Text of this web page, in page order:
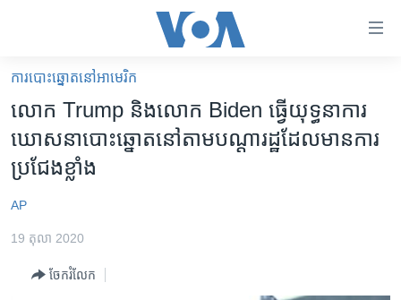
គេហទំព័រ​
ទាក់ទង
និង​
ចូល​
ទំព័រ​
ព័ត៌មាន​​
អាមេរិក
ព្រឹត្តិការណ៍ព័ត៌មាន
ការបោះឆ្នោតនៅអាមេរិក
លោក Trump និង​លោក Biden ធ្វើ​យុទ្ធនាការ​
ឃោសនា​បោះឆ្នោត​នៅ​តាម​បណ្ដា​រដ្ឋ​ដែល​មាន​ការ​
ប្រជែង​ខ្លាំង
AP
19 តុលា 2020
ចែករំលែក